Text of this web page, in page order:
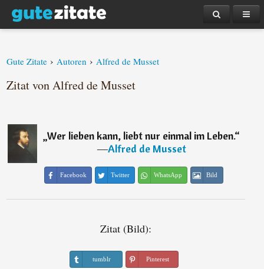
Gute Zitate › Autoren › Alfred de Musset
Zitat von Alfred de Musset
„Wer lieben kann, liebt nur einmal im Leben.“
―Alfred de Musset
Facebook Twitter WhatsApp Bild
Zitat (Bild):
tumblr Pinterest